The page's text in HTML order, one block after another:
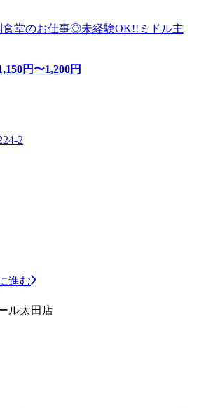
食堂のお仕事◎未経験OK!!ミドル主
円〜1,200円
2
進む
ル太田店